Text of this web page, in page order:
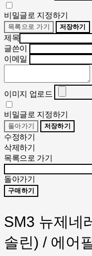
비밀글로 지정하기
목록으로 가기 저장하기
제목
글쓴이
이메일
이미지 업로드
비밀글로 지정하기
돌아가기 저장하기
수정하기
삭제하기
목록으로 가기
돌아가기
구매하기
SM3 뉴제네
솔린) / 에어